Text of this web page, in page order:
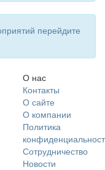
перейдите
О нас
Контакты
О сайте
О компании
Политика
Сотрудничество
Новости